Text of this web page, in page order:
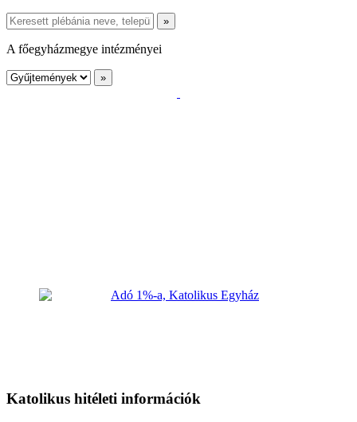
A főegyházmegye intézményei
Katolikus hitéleti információk